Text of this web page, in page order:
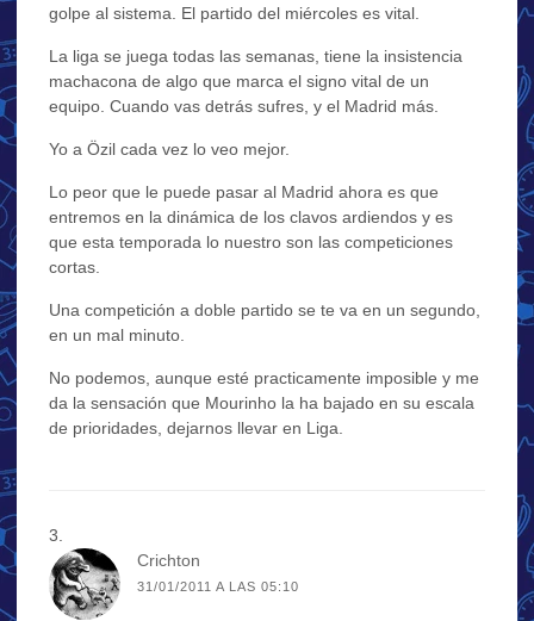
golpe al sistema. El partido del miércoles es vital.
La liga se juega todas las semanas, tiene la insistencia
machacona de algo que marca el signo vital de un
equipo. Cuando vas detrás sufres, y el Madrid más.
Yo a Özil cada vez lo veo mejor.
Lo peor que le puede pasar al Madrid ahora es que
entremos en la dinámica de los clavos ardiendos y es
que esta temporada lo nuestro son las competiciones
cortas.
Una competición a doble partido se te va en un segundo,
en un mal minuto.
No podemos, aunque esté practicamente imposible y me
da la sensación que Mourinho la ha bajado en su escala
de prioridades, dejarnos llevar en Liga.
Crichton
31/01/2011 A LAS 05:10